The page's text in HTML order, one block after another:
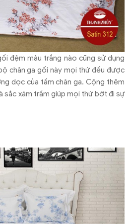
đệm màu trắng nào cũng sử dụng
chăn ga gối này mọi thứ đều được
dọc của tấm chăn ga. Cộng thêm
sắc xám trầm giúp mọi thứ bớt đi sự